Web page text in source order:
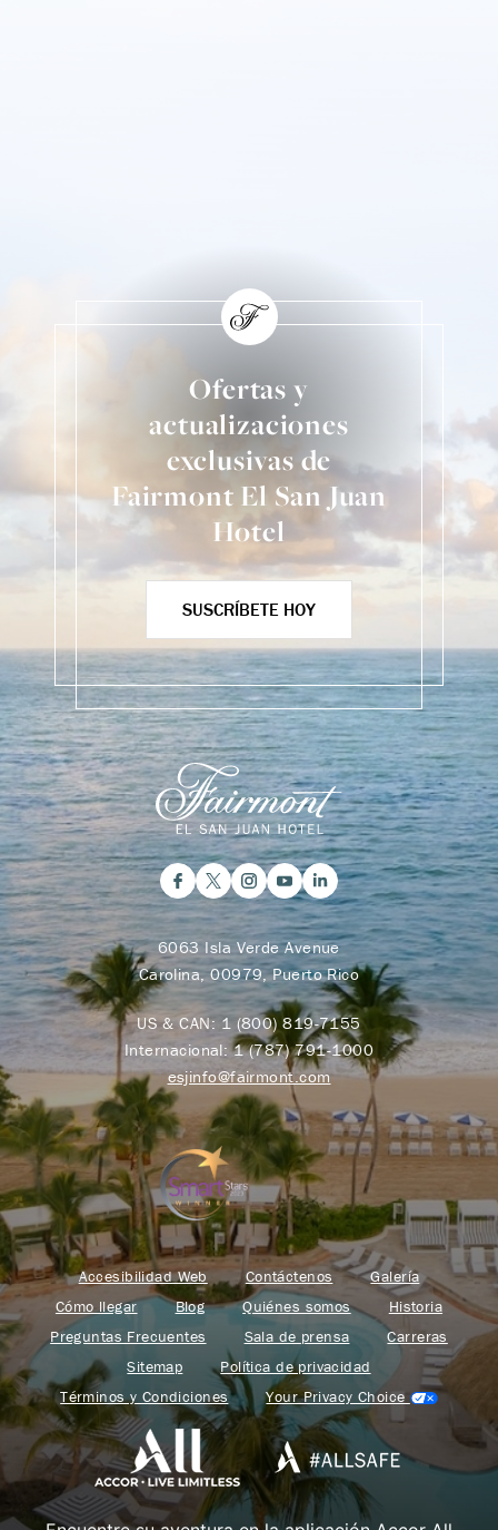
Ofertas y
actualizaciones
exclusivas de
Fairmont El San Juan
Hotel
SUSCRÍBETE HOY
6063 Isla Verde Avenue
Carolina, 00979, Puerto Rico
US & CAN: 1 (800) 819-7155
Internacional:1 (787) 791-1000
esjinfo@fairmont.com
Accesibilidad Web Contáctenos
Galería
Cómo llegar
Blog Quiénes somos
Historia
Preguntas Frecuentes
Sala de prensa
Carreras
Sitemap
Política de privacidad
Términos y Condiciones
Your Privacy Choice